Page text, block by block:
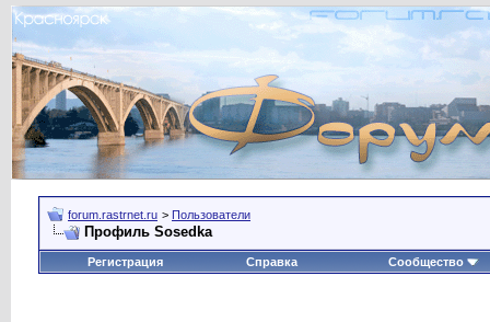
forum.rastrnet.ru > Пользователи
Профиль Sosedka
Регистрация Справка Сообщество